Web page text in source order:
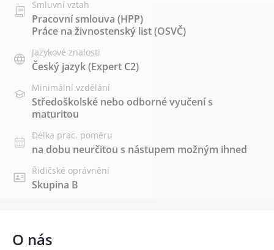
Smluvní vztah
Pracovní smlouva (HPP)
Práce na živnostenský list (OSVČ)
Jazykové znalosti
Český jazyk(Expert C2)
Minimální vzdělání
Středoškolské nebo odborné vyučení s
maturitou
Délka prac. poměru
na dobu neurčitou s nástupem možným ihned
Řidičské oprávnění
Skupina B
O nás